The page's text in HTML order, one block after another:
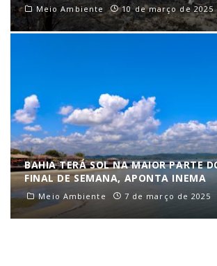
Meio Ambiente 10 de março de 2025
BAHIA TERÁ SOL NA MAIOR PARTE
FINAL DE SEMANA, APONTA INEMA
Meio Ambiente 7 de março de 2025